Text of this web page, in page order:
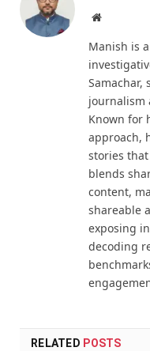
Website
Manish is
Samachar,
journalism
Known for
approach,
stories
blends
content,
shareable
exposing
decoding
RELATED POSTS